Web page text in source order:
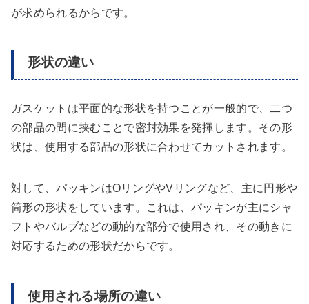
が求められるからです。
形状の違い
ガスケットは平面的な形状を持つことが一般的で、二つ
の部品の間に挟むことで密封効果を発揮します。その形
状は、使用する部品の形状に合わせてカットされます。
対して、パッキンはOリングやVリングなど、主に円形や
筒形の形状をしています。これは、パッキンが主にシャ
フトやバルブなどの動的な部分で使用され、その動きに
対応するための形状だからです。
使用される場所の違い